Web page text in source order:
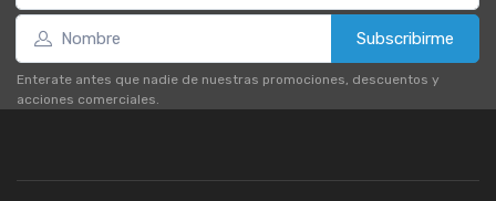
Subscribirme
Enterate antes que nadie de nuestras promociones, descuentos y
acciones comerciales.